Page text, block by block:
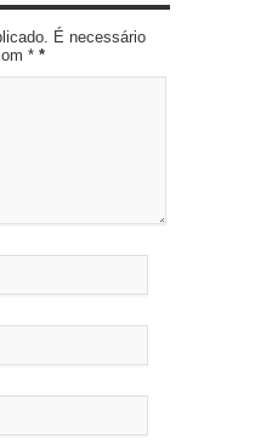
É necessário
* *